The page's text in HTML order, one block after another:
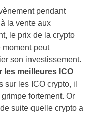
pendant
la vente aux
le prix de la crypto
moment peut
son investissement.
les meilleures ICO
sur les ICO crypto, il
fortement. Or
suite quelle crypto a